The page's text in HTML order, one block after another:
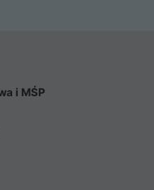
i MŚP